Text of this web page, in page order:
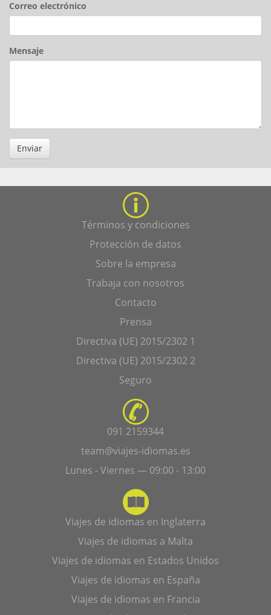
Correo electrónico
Mensaje
Enviar
Términos y condiciones
Protección de datos
Sobre la empresa
Trabaja con nosotros
Contacto
Prensa
Directiva (UE) 2015/2302 1
Directiva (UE) 2015/2302 2
Seguro
091 2159344
team@viajes-idiomas.es
Lunes - Viernes — 09:00 - 13:00
Viajes de idiomas en Inglaterra
Viajes de idiomas a Malta
Viajes de idiomas en Estados Unidos
Viajes de idiomas en España
Viajes de idiomas en Francia